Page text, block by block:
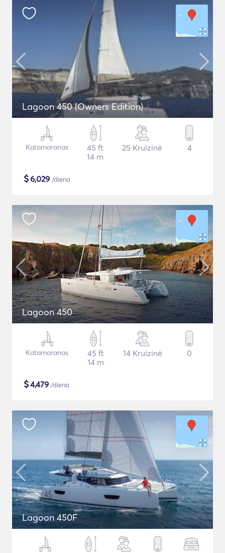
Lagoon 450 (Owners Edition)
Katamaranas
45 ft
14 m
25 Kruizinė 4
$6,029 /diena
Lagoon 450
Katamaranas
45 ft
14 m
14 Kruizinė 0
$4,479 /diena
Lagoon 450F